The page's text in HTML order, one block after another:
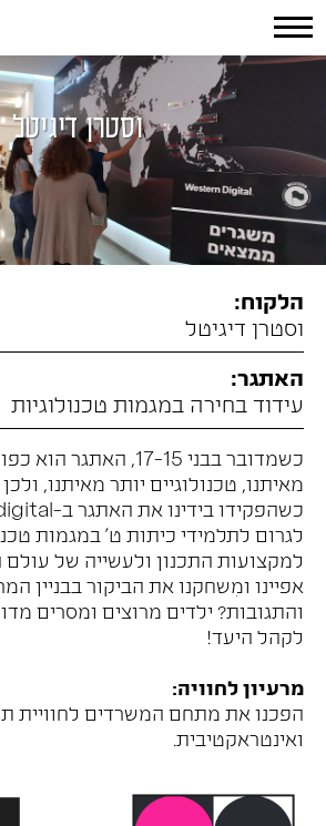
וסטרן דיגיטל
הלקוח:
וסטרן דיגיטל
האתגר:
עידוד בחירה במגמות טכנולוגיות
כשמדובר בבני 17-15,
מאיתנו, טכנולוגיים יותר מאיתנו,
לגרום לתלמידי כיתות ט' במגמות
אפיינו ומִשחקנו את הביקור בבניין
והתגובות? ילדים מרוצים ומסרים
לקהל היעד!
מרעיון לחוויה:
הפכנו את מתחם המשרדים לחוויית
ואינטראקטיבית.